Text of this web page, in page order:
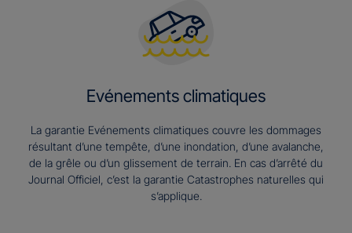
Evénements climatiques
La garantie Evénements climatiques couvre les dommages
résultant d’une tempête, d’une inondation, d’une avalanche,
de la grêle ou d’un glissement de terrain. En cas d’arrêté du
Journal Officiel, c’est la garantie Catastrophes naturelles qui
s’applique.